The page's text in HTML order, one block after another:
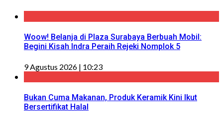
Woow! Belanja di Plaza Surabaya Berbuah Mobil:
Begini Kisah Indra Peraih Rejeki Nomplok 5
9 Agustus 2026 | 10:23
Bukan Cuma Makanan, Produk Keramik Kini Ikut
Bersertifikat Halal